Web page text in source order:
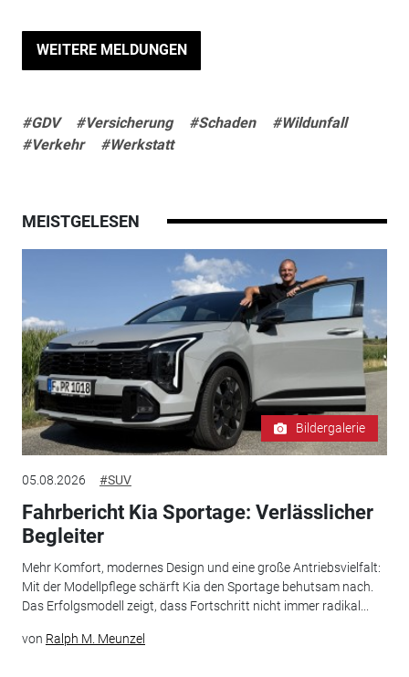
WEITERE MELDUNGEN
#GDV #Versicherung #Schaden
#Wildunfall
#Verkehr
#Werkstatt
MEISTGELESEN
Bildergalerie
05.08.2026 #SUV
Fahrbericht Kia Sportage: Verlässlicher
Begleiter
Mehr Komfort, modernes Design und eine große Antriebsvielfalt:
Mit der Modellpflege schärft Kia den Sportage behutsam nach.
Das Erfolgsmodell zeigt, dass Fortschritt nicht immer radikal...
von Ralph M. Meunzel